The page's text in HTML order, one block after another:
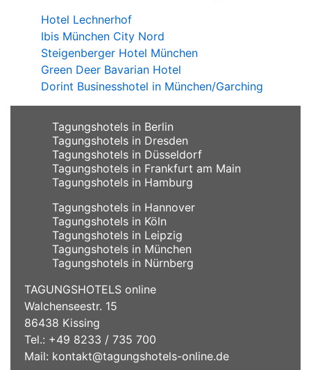
Hotel Lechnerhof
Ibis München City Nord
Steigenberger Hotel München
Green Deer Bavarian Hotel
Dorint Businesshotel in München/Garching
Tagungshotels in Berlin
Tagungshotels in Dresden
Tagungshotels in Düsseldorf
Tagungshotels in Frankfurt am Main
Tagungshotels in Hamburg
Tagungshotels in Hannover
Tagungshotels in Köln
Tagungshotels in Leipzig
Tagungshotels in München
Tagungshotels in Nürnberg
TAGUNGSHOTELS online
Walchenseestr. 15
86438 Kissing
Tel.: +49 8233 / 735 700
Mail: kontakt@tagungshotels-online.de